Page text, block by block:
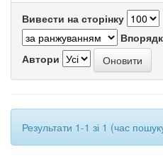
Вивести на сторінку
Автори
Результати 1-1 зі 1 (час